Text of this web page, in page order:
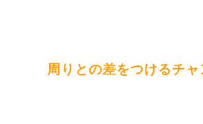
周りとの差をつけるチャ